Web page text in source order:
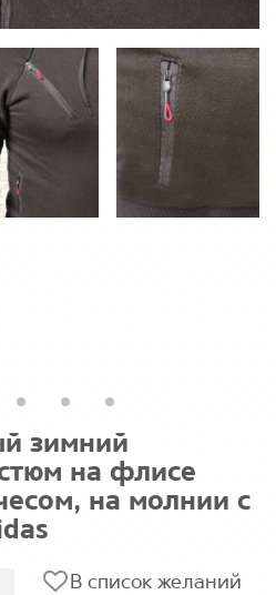
зимний
на флисе
на молнии с
В список желаний